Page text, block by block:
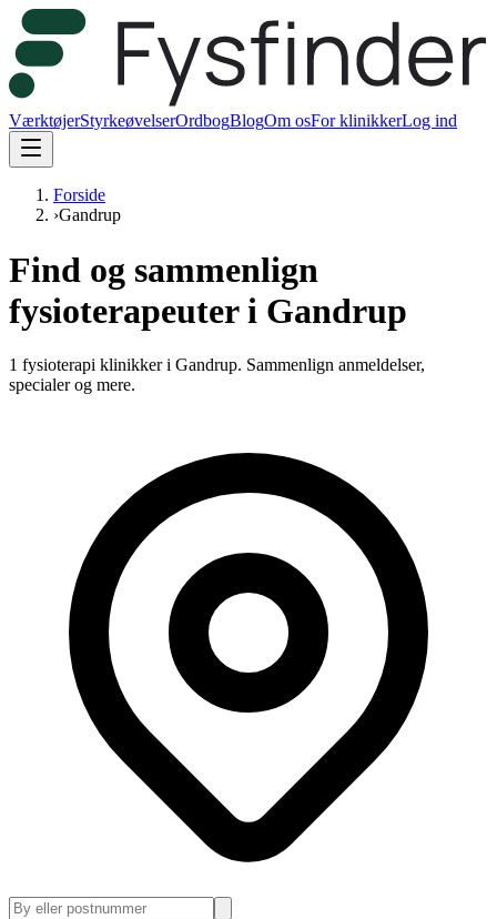
VærktøjerStyrkeøvelserOrdbogBlogOm osFor klinikkerLog ind
Forside
›Gandrup
Find og sammenlign
fysioterapeuter i Gandrup
1 fysioterapi klinikker i Gandrup. Sammenlign anmeldelser,
specialer og mere.